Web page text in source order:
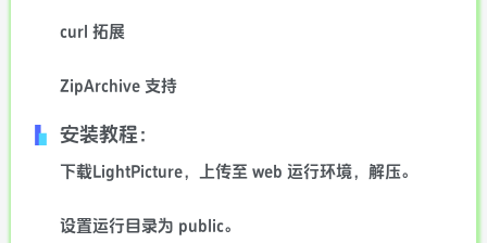
curl 拓展
ZipArchive 支持
安装教程：
下载LightPicture，上传至 web 运行环境，解压。
设置运行目录为 public。